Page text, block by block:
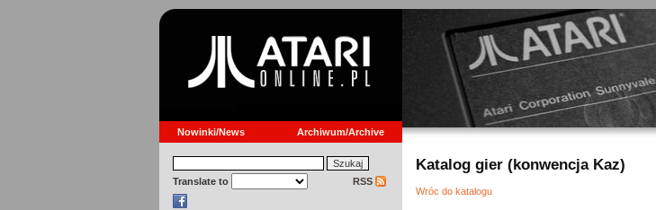
Nowinki/News Archiwum/Archive
Translate to RSS
Katalog gier (konwencja Kaz)
Wróc do katalogu